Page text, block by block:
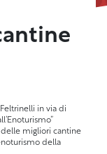
in via di
migliori cantine
della